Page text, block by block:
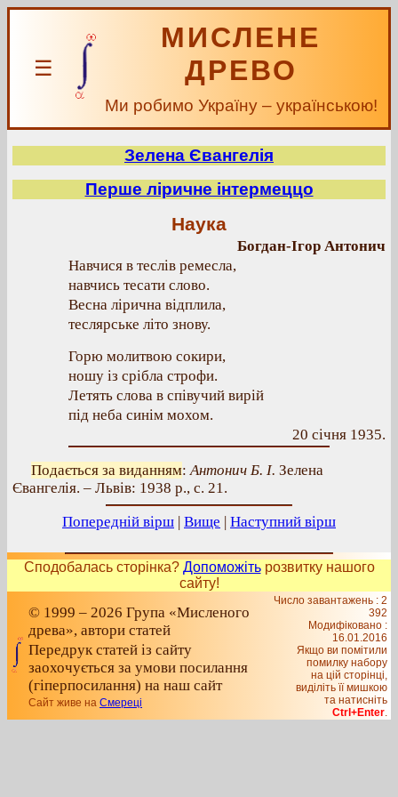
☰
МИСЛЕНЕ
ДРЕВО
Ми робимо Україну – українською!
Зелена Євангелія
Перше ліричне інтермеццо
Наука
Богдан-Ігор Антонич
Навчися в теслів ремесла,
навчись тесати слово.
Весна лірична відплила,
теслярське літо знову.
Горю молитвою сокири,
ношу із срібла строфи.
Летять слова в співучий вирій
під неба синім мохом.
20 січня 1935.
Подається за виданням:Антонич Б. І. Зелена
Євангелія. – Львів: 1938 р., с. 21.
Попередній вірш | Вище | Наступний вірш
Сподобалась сторінка? Допоможітьрозвитку нашого
сайту!
© 1999 – 2026 Група «Мисленого
древа», автори статей
Передрук статей із сайту
заохочується за умови посилання
(гіперпосилання) на наш сайт
Сайт живе на Смереці
Число завантажень : 2
392
Модифіковано :
16.01.2016
Якщо ви помітили
помилку набору
на цiй сторiнцi,
видiлiть її мишкою
та натисніть
Ctrl+Enter.